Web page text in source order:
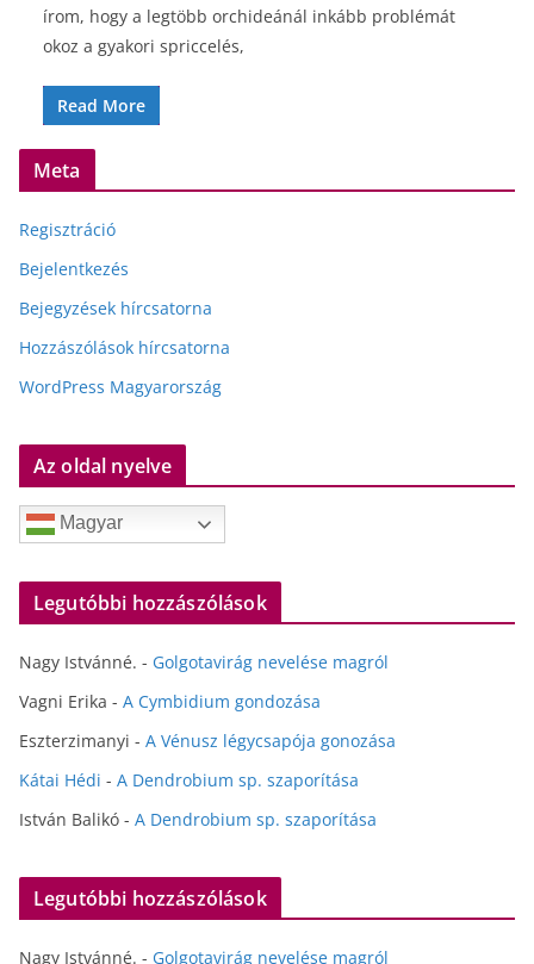
írom, hogy a legtöbb orchideánál inkább problémát
okoz a gyakori spriccelés,
Read More
Meta
Regisztráció
Bejelentkezés
Bejegyzések hírcsatorna
Hozzászólások hírcsatorna
WordPress Magyarország
Az oldal nyelve
Magyar
Legutóbbi hozzászólások
Nagy Istvánné. - Golgotavirág nevelése magról
Vagni Erika - A Cymbidium gondozása
Eszterzimanyi - A Vénusz légycsapója gonozása
Kátai Hédi - A Dendrobium sp. szaporítása
István Balikó - A Dendrobium sp. szaporítása
Legutóbbi hozzászólások
Nagy Istvánné. - Golgotavirág nevelése magról